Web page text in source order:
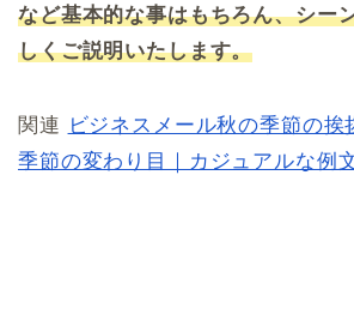
など基本的な事はもちろん、シー
しくご説明いたします。
関連 ビジネスメール秋の季節の挨
季節の変わり目｜カジュアルな例